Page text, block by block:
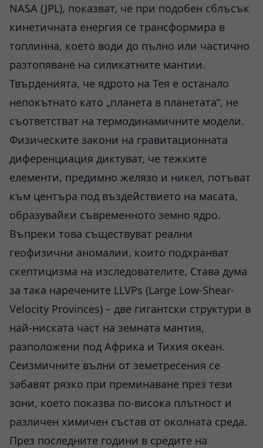
NASA (JPL), показват, че при подобен сблъсък
кинетичната енергия се трансформира в
топлинна, което води до пълно или частично
разтопяване на силикатните мантии.
Твърденията, че ядрото на Тея е останало
непокътнато като „планета в планетата“, не
съответстват на термодинамичните модели.
Физическите закони на гравитационната
диференциация диктуват, че тежките
елементи, предимно желязо и никел, потъват
към центъра под въздействието на масата,
образувайки съвременното земно ядро.
Въпреки това съществуват реални
геофизични аномалии, които подхранват
скептицизма на изследователите. Става дума
за така наречените LLVPs (Large Low-Shear-
Velocity Provinces) – две гигантски структури в
най-ниската част на земната мантия,
разположени под Африка и Тихия океан.
Сеизмичните вълни от земетресения се
забавят рязко при преминаване през тези
зони, което показва по-висока плътност и
различен химичен състав от околната среда.
През последните години в средите на